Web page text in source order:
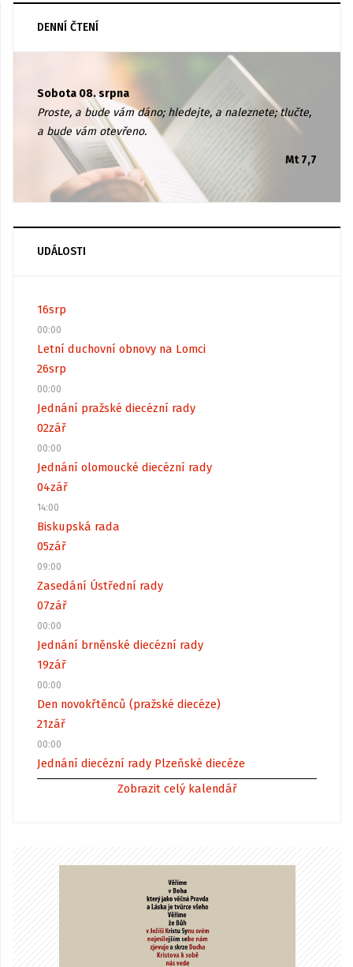
DENNÍ ČTENÍ
Sobota 08. srpna
Proste, a bude vám dáno; hledejte, a naleznete; tlučte,
a bude vám otevřeno.
Mt 7,7
UDÁLOSTI
16srp
00:00
Letní duchovní obnovy na Lomci
26srp
00:00
Jednání pražské diecézní rady
02zář
00:00
Jednání olomoucké diecézní rady
04zář
14:00
Biskupská rada
05zář
09:00
Zasedání Ústřední rady
07zář
00:00
Jednání brněnské diecézní rady
19zář
00:00
Den novokřtěnců (pražské diecéze)
21zář
00:00
Jednání diecézní rady Plzeňské diecéze
Zobrazit celý kalendář